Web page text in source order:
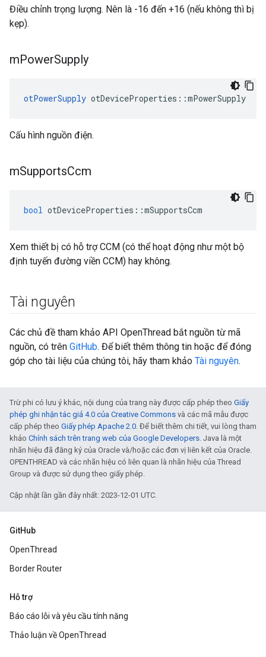
Điều chỉnh trọng lượng. Nên là -16 đến +16 (nếu không thì bị
kẹp).
mPowerSupply
otPowerSupply otDeviceProperties ::mPowerSupply
Cấu hình nguồn điện.
mSupportsCcm
bool otDeviceProperties ::mSupportsCcm
Xem thiết bị có hỗ trợ CCM (có thể hoạt động như một bộ
định tuyến đường viền CCM) hay không.
Tài nguyên
Các chủ đề tham khảo API OpenThread bắt nguồn từ mã
nguồn, có trên GitHub. Để biết thêm thông tin hoặc để đóng
góp cho tài liệu của chúng tôi, hãy tham khảo Tài nguyên.
Trừ phi có lưu ý khác, nội dung của trang này được cấp phép theo Giấy
phép ghi nhận tác giả 4.0 của Creative Commons và các mã mẫu được
cấp phép theo Giấy phép Apache 2.0. Để biết thêm chi tiết, vui lòng tham
khảo Chính sách trên trang web của Google Developers. Java là một
nhãn hiệu đã đăng ký của Oracle và/hoặc các đơn vị liên kết của Oracle.
OPENTHREAD và các nhãn hiệu có liên quan là nhãn hiệu của Thread
Group và được sử dụng theo giấy phép.
Cập nhật lần gần đây nhất: 2023-12-01 UTC.
GitHub
OpenThread
Border Router
Hỗ trợ
Báo cáo lỗi và yêu cầu tính năng
Thảo luận về OpenThread